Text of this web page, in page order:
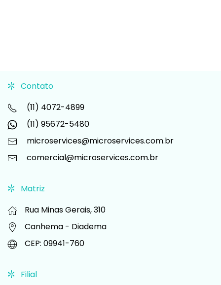
Contato
(11) 4072-4899
(11) 95672-5480
microservices@microservices.com.br
comercial@microservices.com.br
Matriz
Rua Minas Gerais, 310
Canhema - Diadema
CEP: 09941-760
Filial